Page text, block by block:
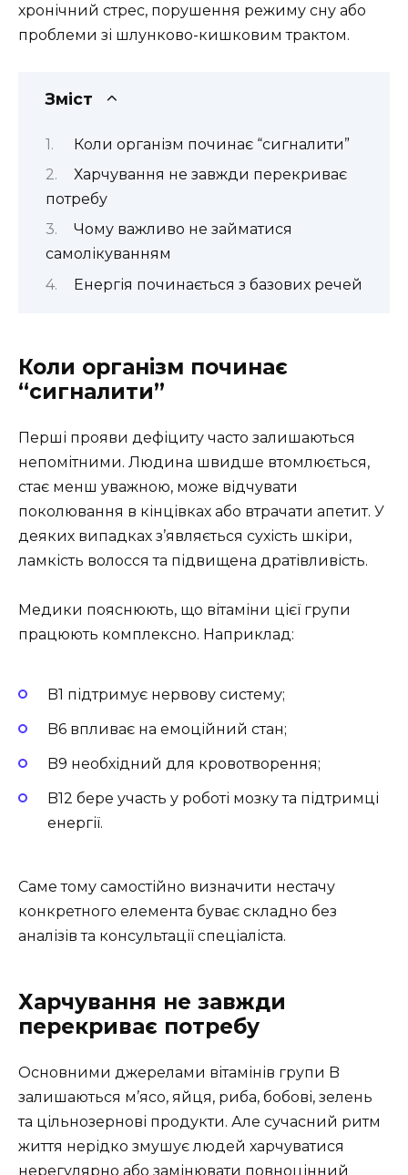
хронічний стрес, порушення режиму сну або
проблеми зі шлунково-кишковим трактом.
Зміст
Коли організм починає “сигналити”
Харчування не завжди перекриває
потребу
Чому важливо не займатися
самолікуванням
Енергія починається з базових речей
Коли організм починає
“сигналити”
Перші прояви дефіциту часто залишаються
непомітними. Людина швидше втомлюється,
стає менш уважною, може відчувати
поколювання в кінцівках або втрачати апетит. У
деяких випадках з’являється сухість шкіри,
ламкість волосся та підвищена дратівливість.
Медики пояснюють, що вітаміни цієї групи
працюють комплексно. Наприклад:
B1 підтримує нервову систему;
B6 впливає на емоційний стан;
B9 необхідний для кровотворення;
B12 бере участь у роботі мозку та підтримці
енергії.
Саме тому самостійно визначити нестачу
конкретного елемента буває складно без
аналізів та консультації спеціаліста.
Харчування не завжди
перекриває потребу
Основними джерелами вітамінів групи B
залишаються м’ясо, яйця, риба, бобові, зелень
та цільнозернові продукти. Але сучасний ритм
життя нерідко змушує людей харчуватися
нерегулярно або замінювати повноцінний